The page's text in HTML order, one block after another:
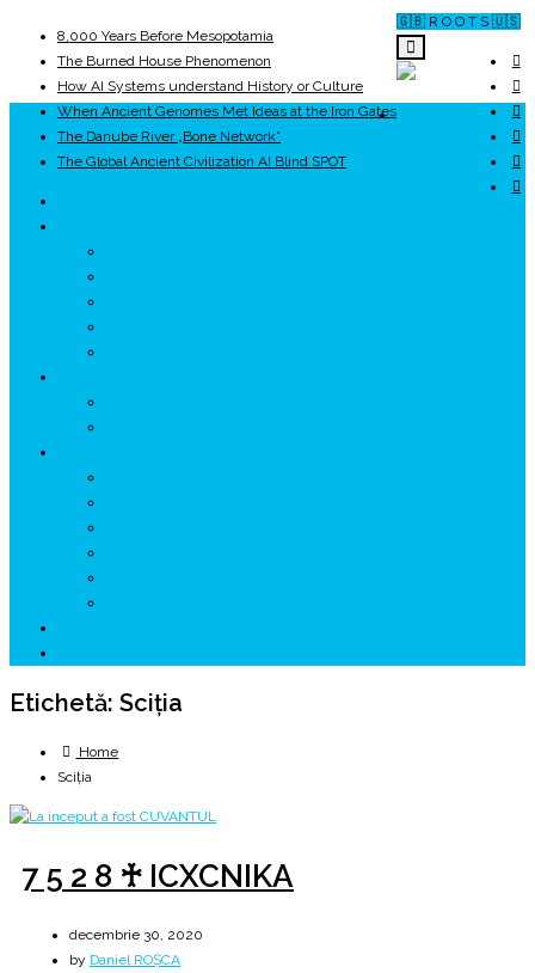
🇬🇧 R O O T S 🇺🇸
8,000 Years Before Mesopotamia
The Burned House Phenomenon
How AI Systems understand History or Culture
When Ancient Genomes Met Ideas at the Iron Gates
The Danube River „Bone Network”
The Global Ancient Civilization AI Blind SPOT
Etichetă: Sciţia
Home
Sciţia
7 5 2 8 ♰ ICXCNIKA
decembrie 30, 2020
by Daniel ROȘCA